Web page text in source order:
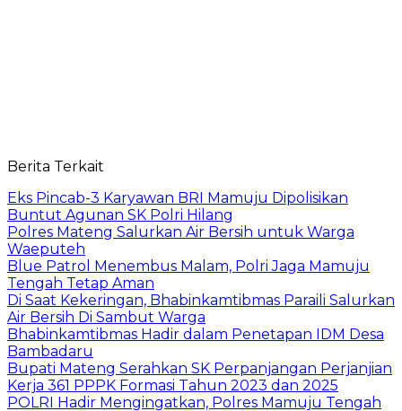
Berita Terkait
Eks Pincab-3 Karyawan BRI Mamuju Dipolisikan
Buntut Agunan SK Polri Hilang
Polres Mateng Salurkan Air Bersih untuk Warga
Waeputeh
Blue Patrol Menembus Malam, Polri Jaga Mamuju
Tengah Tetap Aman
Di Saat Kekeringan, Bhabinkamtibmas Paraili Salurkan
Air Bersih Di Sambut Warga
Bhabinkamtibmas Hadir dalam Penetapan IDM Desa
Bambadaru
Bupati Mateng Serahkan SK Perpanjangan Perjanjian
Kerja 361 PPPK Formasi Tahun 2023 dan 2025
POLRI Hadir Mengingatkan, Polres Mamuju Tengah